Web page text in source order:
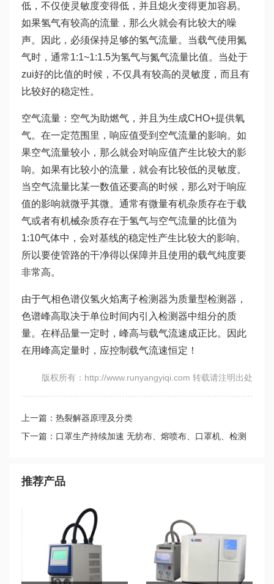
低，不仅使灵敏度变得低，并且熄火变得更加容易。
如果氢气有较高的流量，那么火就会有比较大的噪
声。因此，必须保持足够的氢气流量。当载气使用氮
气时，通常1:1~1:1.5为氢气与氮气流量比值。当处于
zui好的比值的时候，不仅具有较高的灵敏度，而且有
比较好的稳定性。
空气流量：空气为助燃气，并且为生成CHO+提供氧
气。在一定范围里，响应值受到空气流量的影响。如
果空气流量较小，那么就会对响应值产生比较大的影
响。如果有比较小的流量，就会有比较低的灵敏度。
当空气流量比某一数值还要高的时候，那么对于响应
值的影响就微乎其微。通常有微量有机杂质存在于载
气或者有机械杂质存在于氢气与空气流量的比值为
1:10气体中，会对基线的稳定性产生比较大的影响。
所以要使管路的干净得以保障并且使用的载气纯度要
非常高。
由于气相色谱仪氢火焰离子检测器为质量型检测器，
色谱峰高取决于单位时间内引入检测器中组分的质
量。在样品量一定时，峰高与载气流速成正比。因此
在用峰高定量时，应控制载气流速恒定！
版权所有：http://www.runyangyiqi.com 转载请注明出处
上一篇：热裂解器原理及分类
下一篇：口罩生产持续加速 无纺布、熔喷布、口罩机、检测
推荐产品